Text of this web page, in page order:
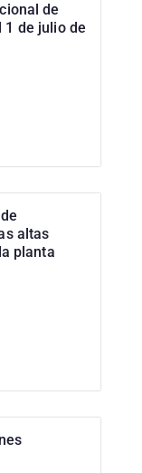
de
1 de julio de
altas
planta